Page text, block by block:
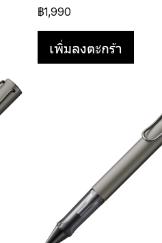
฿1,990
เพิ่มลงตะกร้า